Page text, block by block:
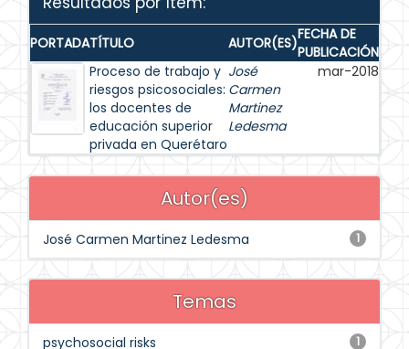
PORTADATÍTULO AUTOR(ES)FECHA DE
PUBLICACIÓN
Proceso de trabajo y
riesgos psicosociales:
los docentes de
educación superior
privada en Querétaro
José
Carmen
Martinez
Ledesma
mar-2018
Autor(es)
1
José Carmen Martinez Ledesma
Temas
1
psychosocial risks